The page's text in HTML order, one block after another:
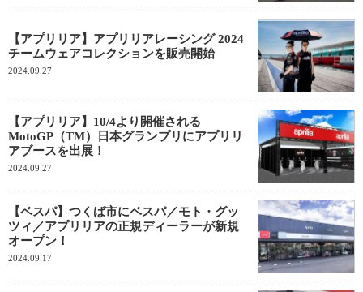
【アプリリア】アプリリアレーシング 2024
チームウェアコレクションを販売開始
2024.09.27
【アプリリア】10/4より開催される
MotoGP（TM）日本グランプリにアプリリ
アブースを出展！
2024.09.27
【ベスパ】つくば市にベスパ／モト・グッ
ツィ／アプリリアの正規ディーラーが新規
オープン！
2024.09.17